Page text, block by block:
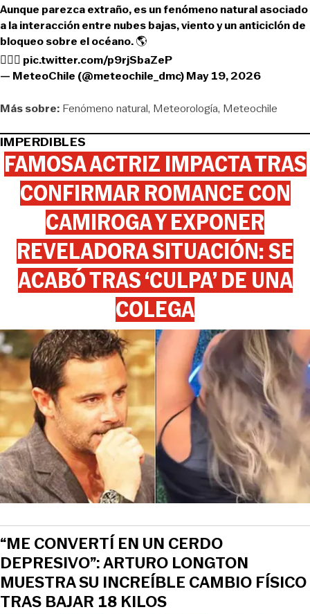
Aunque parezca extraño, es un fenómeno natural asociado
a la interacción entre nubes bajas, viento y un anticiclón de
bloqueo sobre el océano. 🌎
👇🏻🧵 pic.twitter.com/p9rjSbaZeP
— MeteoChile (@meteochile_dmc)May 19, 2026
Más sobre: Fenómeno natural Meteorología Meteochile
IMPERDIBLES
FAMOSA ACTRIZ IMPACTA TRAS
CONFIRMAR ROMANCE CON
CAMIROGA Y EXPONER
REVELADORA SITUACIÓN: SE
ACABÓ TRAS ‘CULPA’ DE UNA
COLEGA
“ME CONVERTÍ EN UN CERDO
DEPRESIVO”: ARTURO LONGTON
MUESTRA SU INCREÍBLE CAMBIO FÍSICO
TRAS BAJAR 18 KILOS